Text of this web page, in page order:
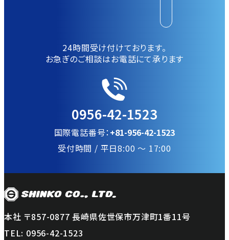
24時間受け付けております。
お急ぎのご相談はお電話にて承ります
0956-42-1523
国際電話番号：+81-956-42-1523
受付時間 / 平日8:00 〜 17:00
本社 〒857-0877 長崎県佐世保市万津町1番11号
TEL: 0956-42-1523